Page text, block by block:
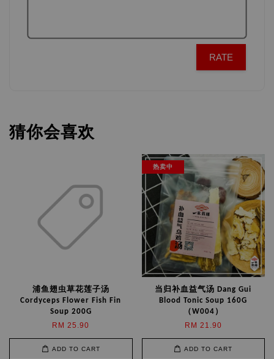
RATE
猜你会喜欢
浦鱼翅虫草花莲子汤
Cordyceps Flower Fish Fin
Soup 200G
RM 25.90
ADD TO CART
热卖中
当归补血益气汤 Dang Gui
Blood Tonic Soup 160G
（W004）
RM 21.90
ADD TO CART